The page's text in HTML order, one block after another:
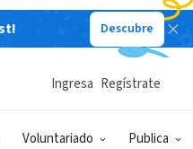
Descubre
Voluntariado Publica
Ingresa Regístrate